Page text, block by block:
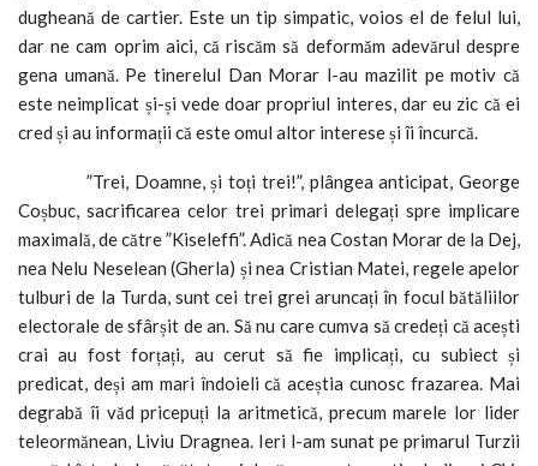
dugheană de cartier. Este un tip simpatic, voios el de felul lui,
dar ne cam oprim aici, că riscăm să deformăm adevărul despre
gena umană. Pe tinerelul Dan Morar l-au mazilit pe motiv că
este neimplicat și-și vede doar propriul interes, dar eu zic că ei
cred și au informații că este omul altor interese și îi încurcă.
”Trei, Doamne, și toți trei!”, plângea anticipat, George
Coșbuc, sacrificarea celor trei primari delegați spre implicare
maximală, de către ”Kiseleffi”. Adică nea Costan Morar de la Dej,
nea Nelu Neselean (Gherla) și nea Cristian Matei, regele apelor
tulburi de la Turda, sunt cei trei grei aruncați în focul bătăliilor
electorale de sfârșit de an. Să nu care cumva să credeți că acești
crai au fost forțați, au cerut să fie implicați, cu subiect și
predicat, deși am mari îndoieli că aceștia cunosc frazarea. Mai
degrabă îi văd pricepuți la aritmetică, precum marele lor lider
teleormănean, Liviu Dragnea. Ieri l-am sunat pe primarul Turzii